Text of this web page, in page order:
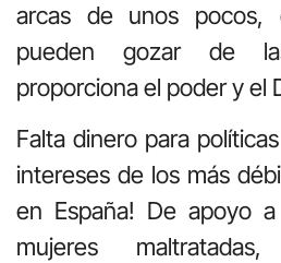
arcas de unos
pueden gozar de
proporciona el poder y el
Falta dinero para
intereses de los más
en España! De apoyo
mujeres